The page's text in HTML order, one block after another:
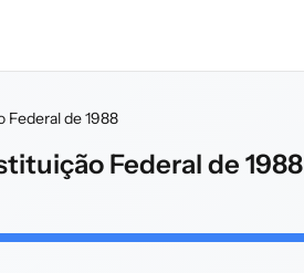
Federal de 1988
Federal de 1988